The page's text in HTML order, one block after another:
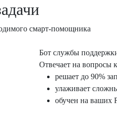
смарт-помощника
Бот службы
Отвечает на вопросы
решает до 90%
улаживает
обучен на ваших